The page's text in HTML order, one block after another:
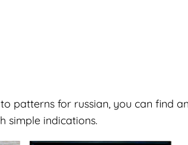
patterns for russian, you can find
simple indications.